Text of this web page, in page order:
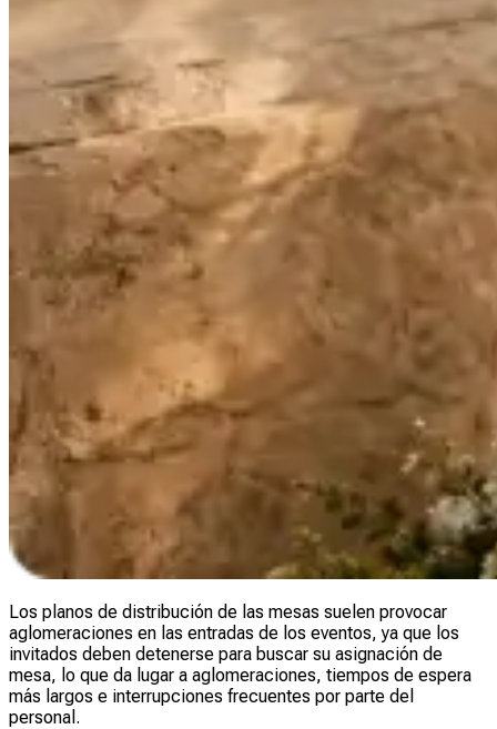
Los planos de distribución de las mesas suelen provocar
aglomeraciones en las entradas de los eventos, ya que los
invitados deben detenerse para buscar su asignación de
mesa, lo que da lugar a aglomeraciones, tiempos de espera
más largos e interrupciones frecuentes por parte del
personal.